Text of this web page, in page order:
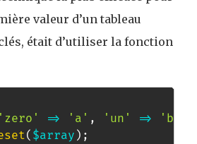
valeur d’un tableau
était d’utiliser la fonction
'zero' => 'a' , 'un' => 'b'
( $array ) ;